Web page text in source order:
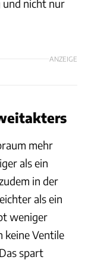
und nicht nur
ANZEIGE
mehr
als ein
in der
als ein
weniger
keine Ventile
spart